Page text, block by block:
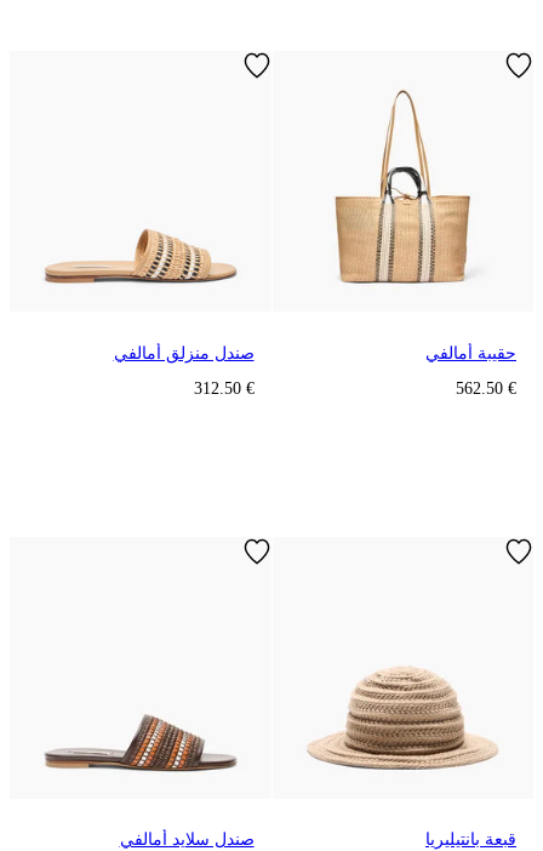
حقيبة أمالفي
€ 562.50
صندل منزلق أمالفي
€ 312.50
قبعة بانتيليريا
صندل سلايد أمالفي